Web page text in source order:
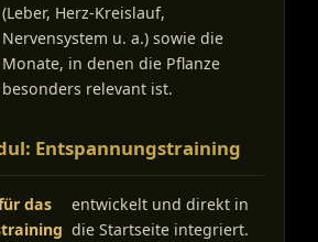
(Leber, Herz-Kreislauf,
Nervensystem u. a.) sowie die
Monate, in denen die Pflanze
besonders relevant ist.
Entspannungstraining
das
entwickelt und direkt in
die Startseite integriert.